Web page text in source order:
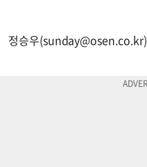
정승우(sunday@osen.co.kr)